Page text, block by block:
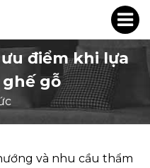
điểm khi lựa
gỗ
và nhu cầu thẩm